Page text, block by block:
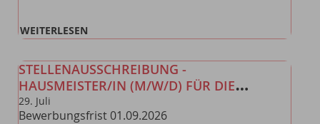
WEITERLESEN
STELLENAUSSCHREIBUNG -
HAUSMEISTER/IN (M/W/D) FÜR DIE
GRUNDSCHULE
29. Juli
Bewerbungsfrist 01.09.2026